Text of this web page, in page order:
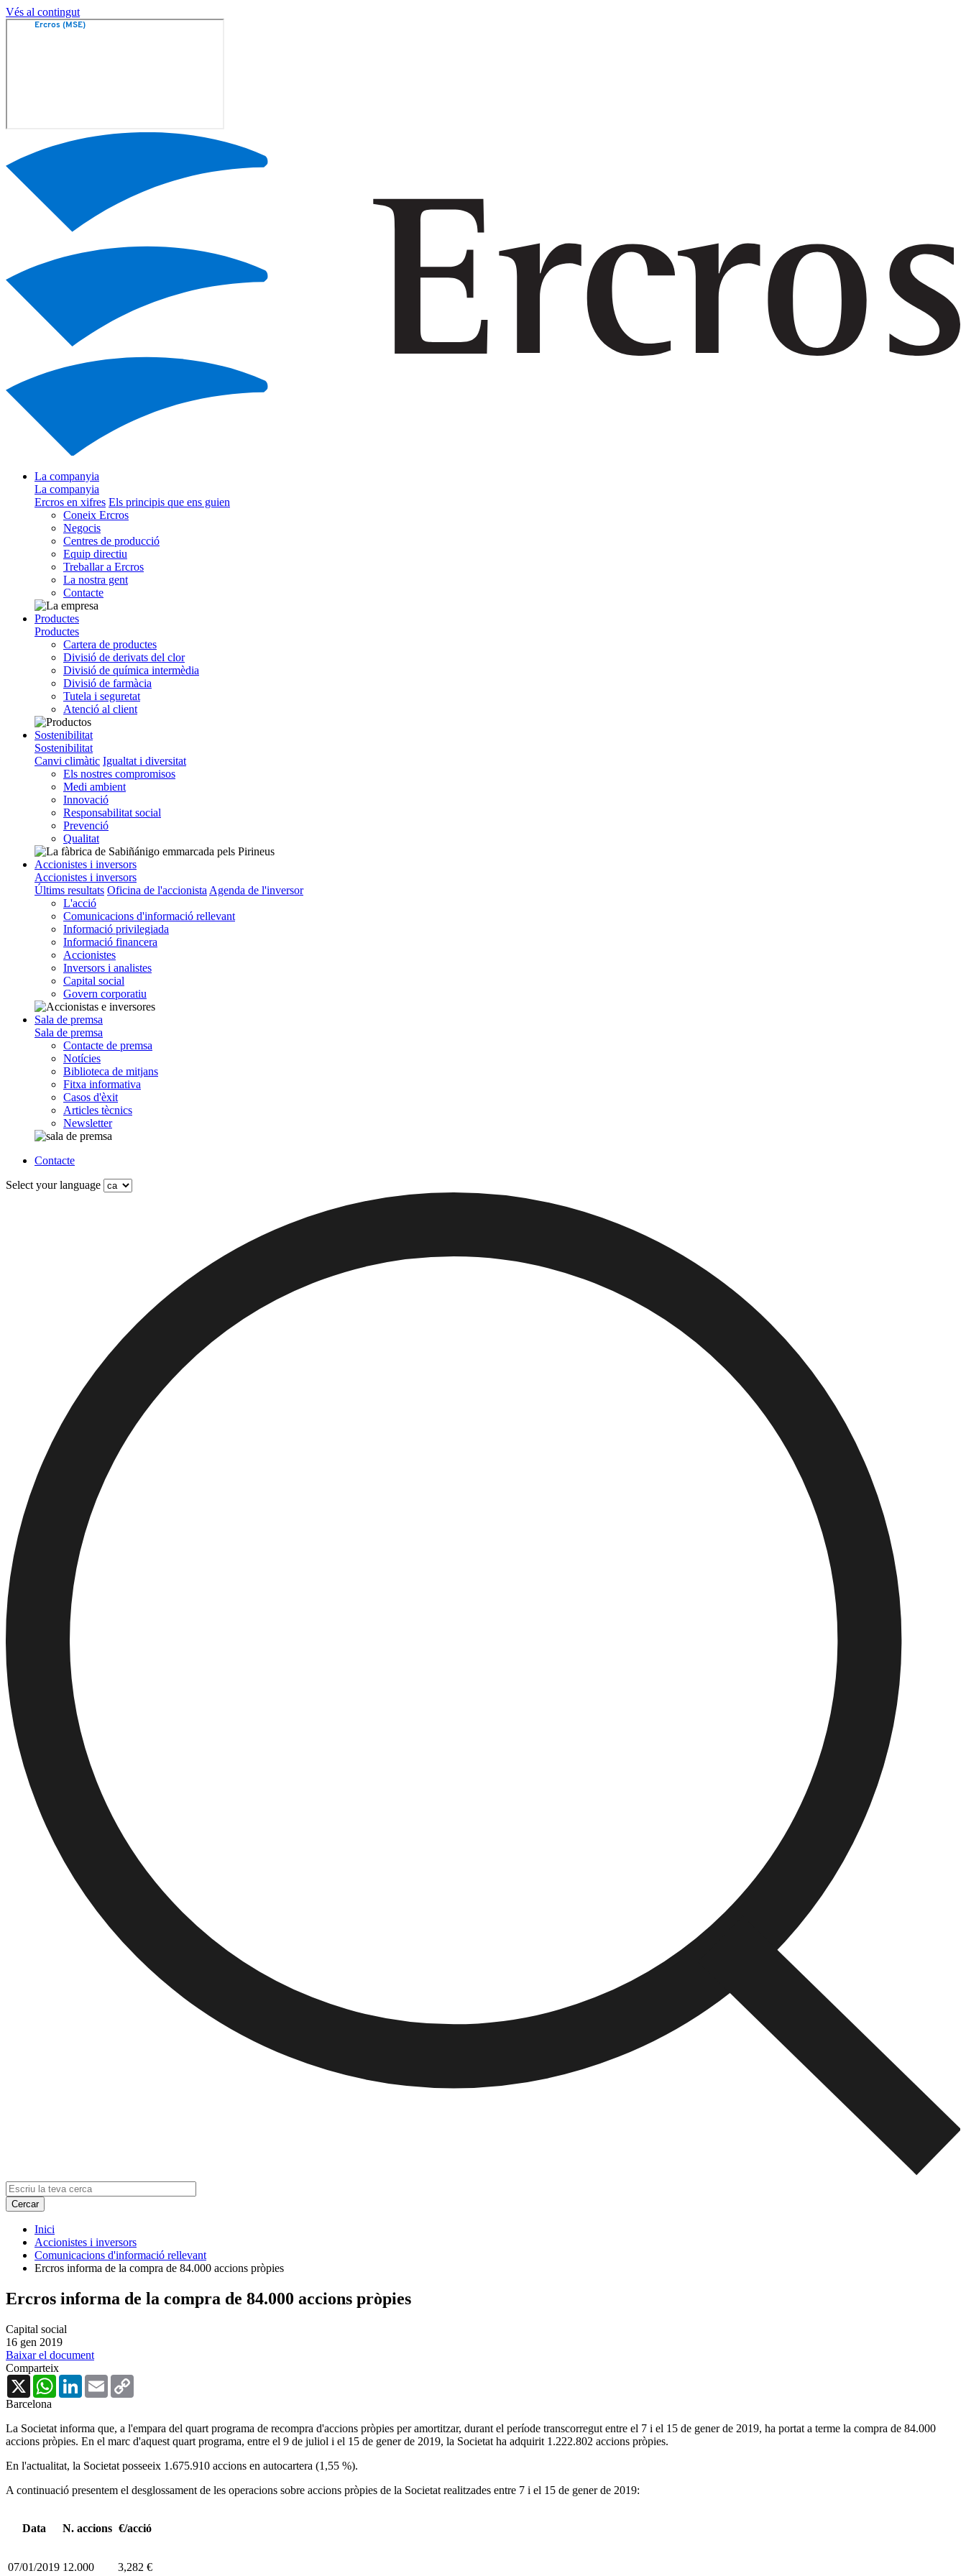
Vés al contingut
La companyia
La companyia
Ercros en xifres Els principis que ens guien
Coneix Ercros
Negocis
Centres de producció
Equip directiu
Treballar a Ercros
La nostra gent
Contacte
Productes
Productes
Cartera de productes
Divisió de derivats del clor
Divisió de química intermèdia
Divisió de farmàcia
Tutela i seguretat
Atenció al client
Sostenibilitat
Sostenibilitat
Canvi climàtic Igualtat i diversitat
Els nostres compromisos
Medi ambient
Innovació
Responsabilitat social
Prevenció
Qualitat
Accionistes i inversors
Accionistes i inversors
Últims resultats Oficina de l'accionista Agenda de l'inversor
L'acció
Comunicacions d'informació rellevant
Informació privilegiada
Informació financera
Accionistes
Inversors i analistes
Capital social
Govern corporatiu
Sala de premsa
Sala de premsa
Contacte de premsa
Notícies
Biblioteca de mitjans
Fitxa informativa
Casos d'èxit
Articles tècnics
Newsletter
Contacte
Select your language
Inici
Accionistes i inversors
Comunicacions d'informació rellevant
Ercros informa de la compra de 84.000 accions pròpies
Ercros informa de la compra de 84.000 accions pròpies
Capital social
16 gen 2019
Baixar el document
Comparteix
X
WhatsAppLinkedInEmail
Barcelona
La Societat informa que, a l'empara del quart programa de recompra d'accions pròpies per amortitzar, durant el període transcorregut entre el 7 i el 15 de gener de 2019, ha portat a terme la compra de 84.000
accions pròpies. En el marc d'aquest quart programa, entre el 9 de juliol i el 15 de gener de 2019, la Societat ha adquirit 1.222.802 accions pròpies.
En l'actualitat, la Societat posseeix 1.675.910 accions en autocartera (1,55 %).
A continuació presentem el desglossament de les operacions sobre accions pròpies de la Societat realitzades entre 7 i el 15 de gener de 2019:
Data N. accions €/acció
07/01/2019 12.000 3,282 €